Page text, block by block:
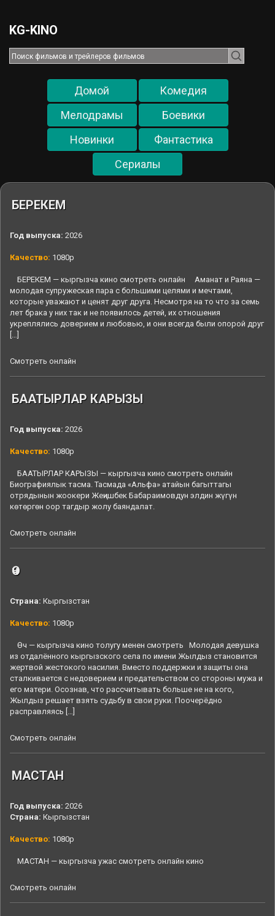
KG-KINO
Домой
Комедия
Мелодрамы
Боевики
Новинки
Фантастика
Cериалы
БЕРЕКЕМ
Год выпуска: 2026
Качество: 1080p
БЕРЕКЕМ — кыргызча кино смотреть онлайн Аманат и Раяна —
молодая супружеская пара с большими целями и мечтами,
которые уважают и ценят друг друга. Несмотря на то что за семь
лет брака у них так и не появилось детей, их отношения
укреплялись доверием и любовью, и они всегда были опорой друг
[…]
Смотреть онлайн
БААТЫРЛАР КАРЫЗЫ
Год выпуска: 2026
Качество: 1080p
БААТЫРЛАР КАРЫЗЫ — кыргызча кино смотреть онлайн
Биографиялык тасма. Тасмада «Альфа» атайын багыттагы
отрядынын жоокери Жеңишбек Бабараимовдун элдин жүгүн
көтөргөн оор тагдыр жолу баяндалат.
Смотреть онлайн
Өч
Страна: Кыргызстан
Качество: 1080p
Өч — кыргызча кино толугу менен смотреть Молодая девушка
из отдалённого кыргызского села по имени Жылдыз становится
жертвой жестокого насилия. Вместо поддержки и защиты она
сталкивается с недоверием и предательством со стороны мужа и
его матери. Осознав, что рассчитывать больше не на кого,
Жылдыз решает взять судьбу в свои руки. Поочерёдно
расправляясь […]
Смотреть онлайн
МАСТАН
Год выпуска: 2026
Страна: Кыргызстан
Качество: 1080p
МАСТАН — кыргызча ужас смотреть онлайн кино
Смотреть онлайн